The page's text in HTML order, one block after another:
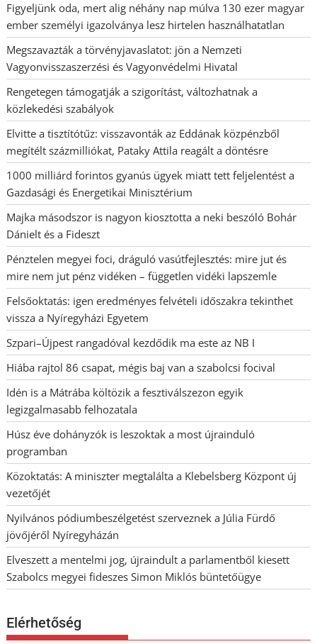
Figyeljünk oda, mert alig néhány nap múlva 130 ezer magyar
ember személyi igazolványa lesz hirtelen használhatatlan
Megszavazták a törvényjavaslatot: jön a Nemzeti
Vagyonvisszaszerzési és Vagyonvédelmi Hivatal
Rengetegen támogatják a szigorítást, változhatnak a
közlekedési szabályok
Elvitte a tisztítótűz: visszavonták az Eddának közpénzből
megítélt százmilliókat, Pataky Attila reagált a döntésre
1000 milliárd forintos gyanús ügyek miatt tett feljelentést a
Gazdasági és Energetikai Minisztérium
Majka másodszor is nagyon kiosztotta a neki beszóló Bohár
Dánielt és a Fideszt
Pénztelen megyei foci, dráguló vasútfejlesztés: mire jut és
mire nem jut pénz vidéken – független vidéki lapszemle
Felsőoktatás: igen eredményes felvételi időszakra tekinthet
vissza a Nyíregyházi Egyetem
Szpari–Újpest rangadóval kezdődik ma este az NB I
Hiába rajtol 86 csapat, mégis baj van a szabolcsi focival
Idén is a Mátrába költözik a fesztiválszezon egyik
legizgalmasabb felhozatala
Húsz éve dohányzók is leszoktak a most újrainduló
programban
Közoktatás: A miniszter megtalálta a Klebelsberg Központ új
vezetőjét
Nyilvános pódiumbeszélgetést szerveznek a Júlia Fürdő
jövőjéről Nyíregyházán
Elveszett a mentelmi jog, újraindult a parlamentből kiesett
Szabolcs megyei fideszes Simon Miklós büntetőügye
Elérhetőség